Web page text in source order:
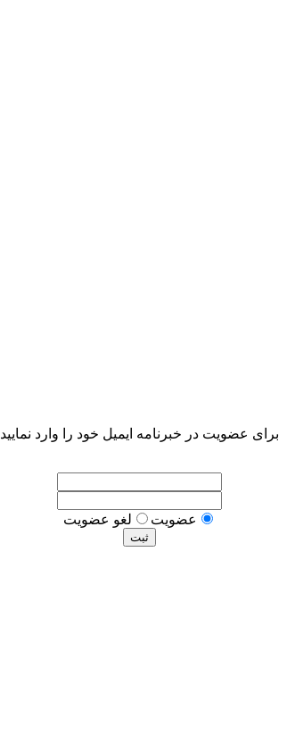
برای عضویت در خبرنامه ایمیل خود را وارد نمایید
عضويت لغو عضويت